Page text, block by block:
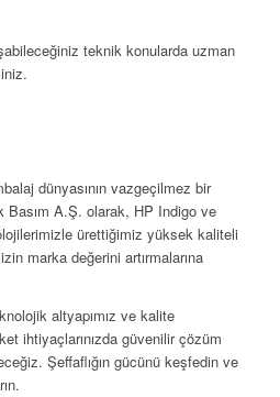
teknik konularda uzman
dünyasının vazgeçilmez bir
Basım A.Ş. olarak, HP Indigo ve
ürettiğimiz yüksek kaliteli
marka değerini artırmalarına
altyapımız ve kalite
ihtiyaçlarınızda güvenilir çözüm
Şeffaflığın gücünü keşfedin ve